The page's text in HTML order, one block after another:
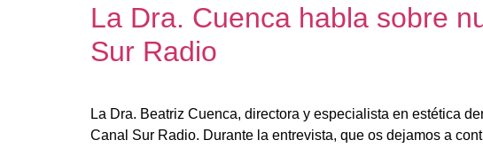
La Dra. Cuenca habla sobre
Sur Radio
La Dra. Beatriz Cuenca, directora y especialista en estética
Canal Sur Radio. Durante la entrevista, que os dejamos a